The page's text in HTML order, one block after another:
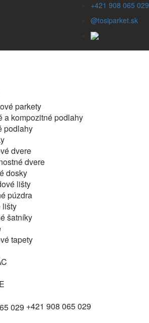
+421 908 065 029
@tosiparket.sk
parkety
a kompozitné podlahy
podlahy
dvere
dvere
dosky
lišty
púzdra
lišty
šatníky
tapety
+421 908 065 029